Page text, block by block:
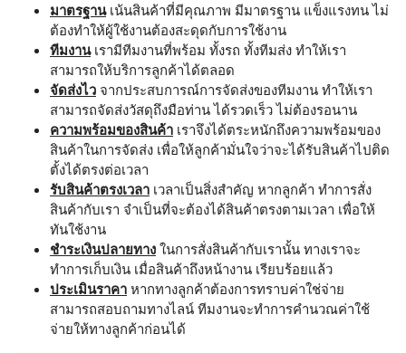
มาตรฐานเน้นสินค้าที่มีคุณภาพ มีมาตรฐาน แข็งแรงทน ไม่
ต้องทำให้ผู้ใช้งานต้องสะดุดกับการใช้งาน
ทีมงานเรามีทีมงานที่พร้อม ทั้งรถ ทั้งทีมส่ง ทำให้เรา
สามารถให้บริการลูกค้าได้ตลอด
จัดส่งไว จากประสบการณ์การจัดส่งของทีมงาน ทำให้เรา
สามารถจัดส่งวัสดุถึงมือท่าน ได้รวดเร็ว ไม่ต้องรอนาน
ความพร้อมของสินค้า เราจึงได้ตระหนักถึงความพร้อมของ
สินค้าในการจัดส่ง เพื่อให้ลูกค้ามั่นใจว่าจะได้รับสินค้าไปติด
ตั้งได้ตรงต่อเวลา
รับสินค้าตรงเวลา เวลาเป็นสิ่งสำคัญ หากลูกค้า ทำการสั่ง
สินค้ากับเรา จำเป็นที่จะต้องได้สินค้าตรงตามเวลา เพื่อให้
ทันใช้งาน
ชำระเงินปลายทาง ในการสั่งสินค้ากับเรานั้น ทางเราจะ
ทำการเก็บเงิน เมื่อสินค้าถึงหน้างาน เรียบร้อยแล้ว
ประเมินราคา หากทางลูกค้าต้องการทราบค่าใช่จ่าย
สามารถสอบถามทางไลน์ ทีมงานจะทำการคำนวณค่าใช้
จ่ายให้ทางลูกค้าก่อนได้